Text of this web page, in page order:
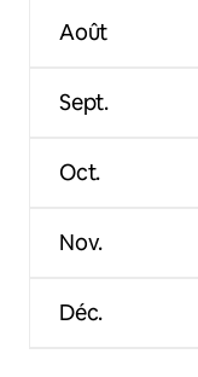
Août
Sept.
Oct.
Nov.
Déc.